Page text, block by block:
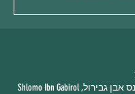
Agnes Ibn Gabirol אגנס אבן גבירול, Shlomo Ibn Gabirol